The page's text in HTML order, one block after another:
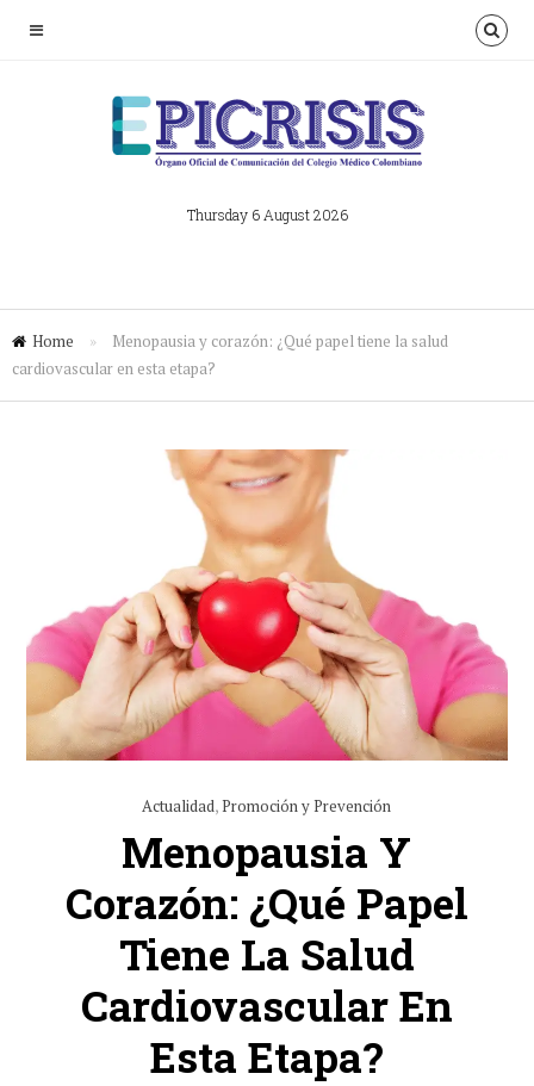
Thursday 6 August 2026
Home »
Menopausia y corazón: ¿Qué papel tiene la salud
cardiovascular en esta etapa?
Actualidad,Promoción y Prevención
Menopausia Y
Corazón: ¿Qué Papel
Tiene La Salud
Cardiovascular En
Esta Etapa?